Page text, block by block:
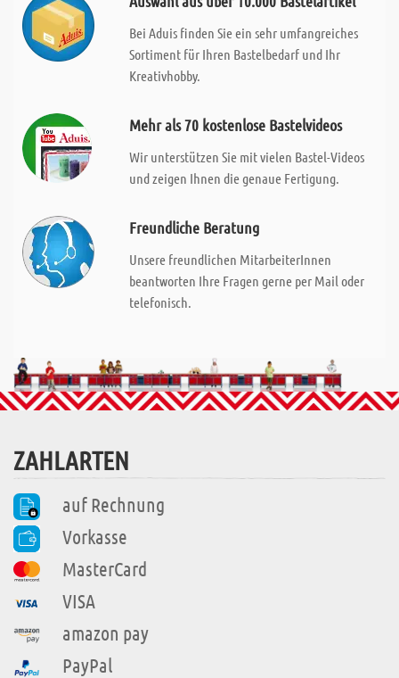
Bei Aduis finden Sie ein sehr umfangreiches
Sortiment für Ihren Bastelbedarf und Ihr
Kreativhobby.
Mehr als 70 kostenlose Bastelvideos
Wir unterstützen Sie mit vielen Bastel-Videos
und zeigen Ihnen die genaue Fertigung.
Freundliche Beratung
Unsere freundlichen MitarbeiterInnen
beantworten Ihre Fragen gerne per Mail oder
telefonisch.
ZAHLARTEN
auf Rechnung
Vorkasse
MasterCard
VISA
amazon pay
PayPal